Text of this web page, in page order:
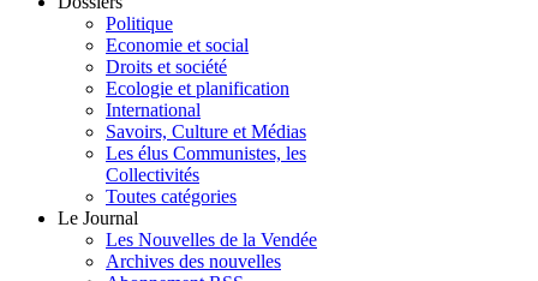
Politique
Economie et social
Droits et société
Ecologie et planification
International
Savoirs, Culture et Médias
Les élus Communistes, les
Collectivités
Toutes catégories
Le Journal
Les Nouvelles de la Vendée
Archives des nouvelles